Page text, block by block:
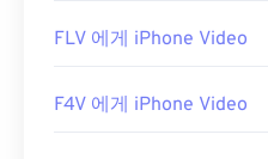
개발자: DivX, Inc.
유용한 링크:
FLV 에게 iPhone Video
F4V 에게 iPhone Video